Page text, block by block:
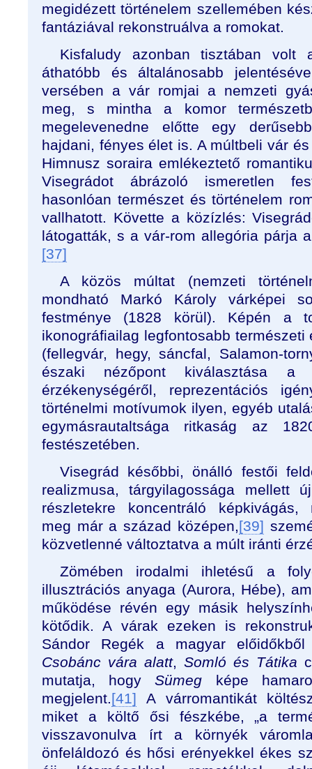
megidézett történelem szellemében
fantáziával rekonstruálva a romokat.
Kisfaludy azonban tisztában volt
áthatóbb és általánosabb
versében a vár romjai a nemzeti
meg, s mintha a komor
megelevenedne előtte egy
hajdani, fényes élet is. A múltbeli vár
Himnusz soraira emlékeztető
Visegrádot ábrázoló ismeretlen
hasonlóan természet és történelem
vallhatott. Követte a közízlés:
látogatták, s a vár-rom allegória párja
[37]
A közös múltat (nemzeti
mondható Markó Károly várképei
festménye (1828 körül). Képén a
ikonográfiailag legfontosabb
(fellegvár, hegy, sáncfal, Salamon-
északi nézőpont kiválasztása a
érzékenységéről, reprezentációs
történelmi motívumok ilyen, egyéb
egymásrautaltsága ritkaság az
festészetében.
Visegrád későbbi, önálló festői
realizmusa, tárgyilagossága mellett
részletekre koncentráló képkivágás,
meg már a század középen,[39]
közvetlenné változtatva a múlt iránti
Zömében irodalmi ihletésű a
illusztrációs anyaga (Aurora, Hébe),
működése révén egy másik
kötődik. A várak ezeken is
Sándor Regék a magyar
Csobánc vára alatt, Somló és Tátika
mutatja, hogySümeg képe
megjelent.[41] A várromantikát
miket a költő ősi fészkébe, „a
visszavonulva írt a környék
önfeláldozó és hősi erényekkel ékes